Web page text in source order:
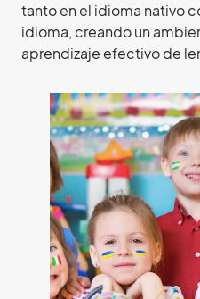
tanto en el idioma nativo
idioma, creando un
aprendizaje efectivo de